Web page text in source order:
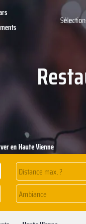
Distance max. ?
Ambiance
en Haute Vienne